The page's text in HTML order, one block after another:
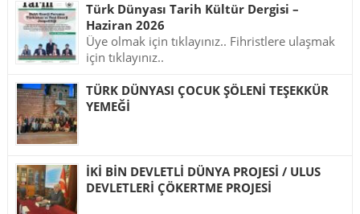
Türk Dünyası Tarih Kültür Dergisi –
Haziran 2026
Üye olmak için tıklayınız.. Fihristlere ulaşmak
için tıklayınız..
TÜRK DÜNYASI ÇOCUK ŞÖLENİ TEŞEKKÜR
YEMEĞİ
İKİ BİN DEVLETLİ DÜNYA PROJESİ / ULUS
DEVLETLERİ ÇÖKERTME PROJESİ